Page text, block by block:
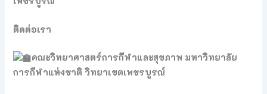
ติดต่อเรา
คณะวิทยาศาสตร์การกีฬาและสุขภาพ มหาวิทยาลัย
การกีฬาแห่งชาติ วิทยาเขตเพชรบูรณ์